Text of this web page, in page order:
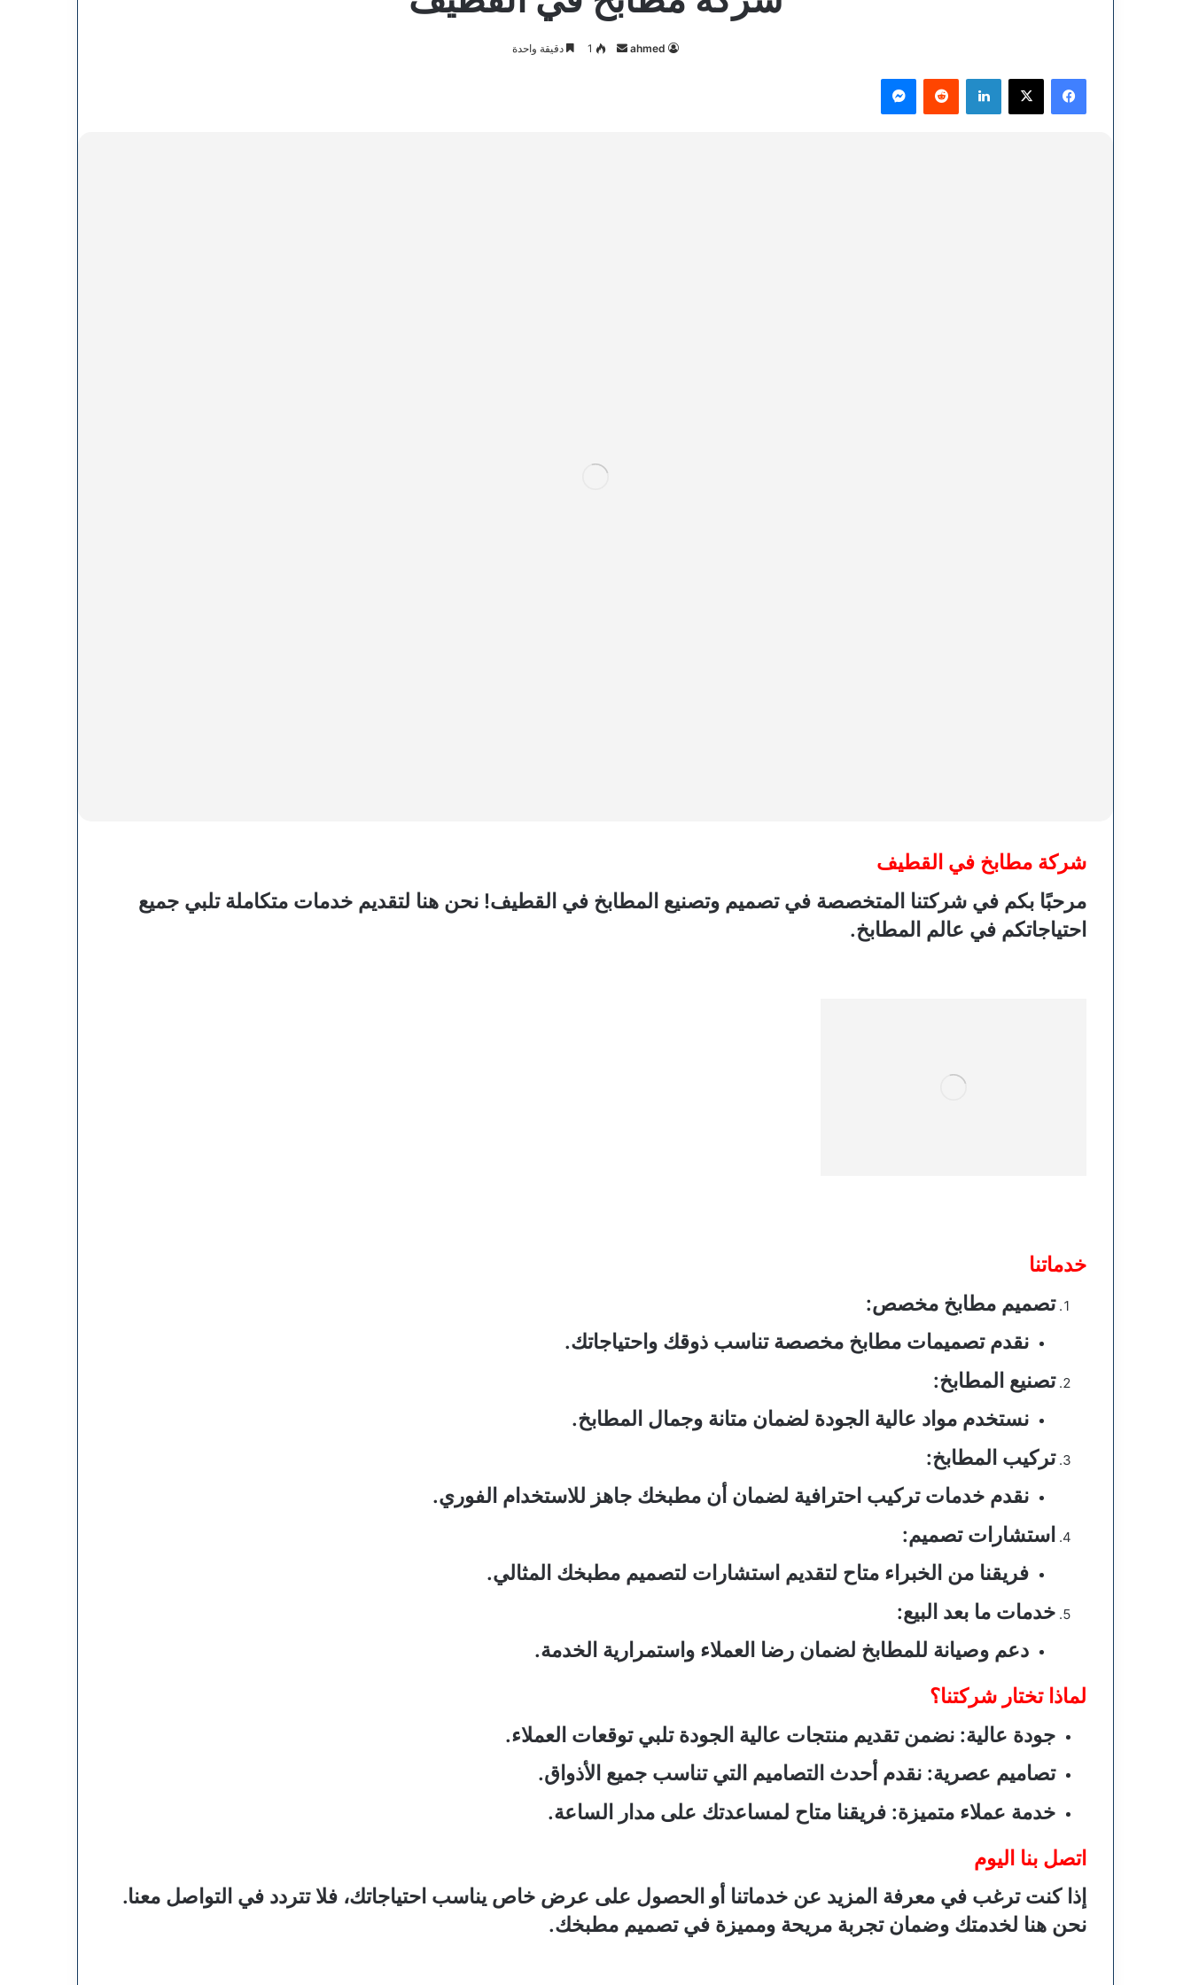
ahmed
أرسل 1 دقيقة واحدة
فيسبوك ‫X لينكدإن ماسنجر
شركة مطابخ في القطيف
مرحبًا بكم في شركتنا المتخصصة في تصميم وتصنيع المطابخ في القطيف! نحن هنا لتقديم خدمات متكاملة تلبي جميع
احتياجاتكم في عالم المطابخ.
خدماتنا
تصميم مطابخ مخصص:
نقدم تصميمات مطابخ مخصصة تناسب ذوقك واحتياجاتك.
تصنيع المطابخ:
نستخدم مواد عالية الجودة لضمان متانة وجمال المطابخ.
تركيب المطابخ:
نقدم خدمات تركيب احترافية لضمان أن مطبخك جاهز للاستخدام الفوري.
استشارات تصميم:
فريقنا من الخبراء متاح لتقديم استشارات لتصميم مطبخك المثالي.
خدمات ما بعد البيع:
دعم وصيانة للمطابخ لضمان رضا العملاء واستمرارية الخدمة.
لماذا تختار شركتنا؟
جودة عالية: نضمن تقديم منتجات عالية الجودة تلبي توقعات العملاء.
تصاميم عصرية: نقدم أحدث التصاميم التي تناسب جميع الأذواق.
خدمة عملاء متميزة: فريقنا متاح لمساعدتك على مدار الساعة.
اتصل بنا اليوم
إذا كنت ترغب في معرفة المزيد عن خدماتنا أو الحصول على عرض خاص يناسب احتياجاتك، فلا تتردد في التواصل معنا.
نحن هنا لخدمتك وضمان تجربة مريحة ومميزة في تصميم مطبخك.